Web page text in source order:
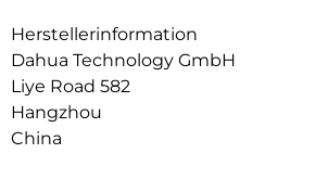
Herstellerinformation
Dahua Technology GmbH
Liye Road 582
Hangzhou
China